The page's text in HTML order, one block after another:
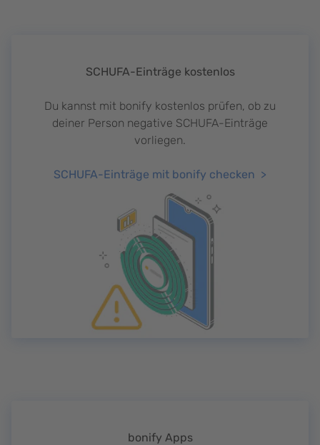
SCHUFA-Einträge kostenlos
Du kannst mit bonify kostenlos prüfen, ob zu
deiner Person negative SCHUFA-Einträge
vorliegen.
SCHUFA-Einträge mit bonify checken
bonify Apps